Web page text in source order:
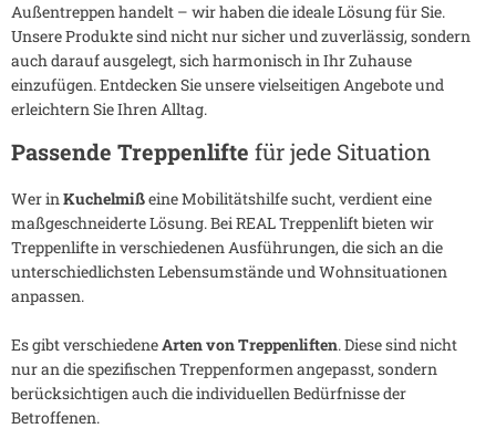
Außentreppen handelt – wir haben die ideale Lösung für Sie.
Unsere Produkte sind nicht nur sicher und zuverlässig, sondern
auch darauf ausgelegt, sich harmonisch in Ihr Zuhause
einzufügen. Entdecken Sie unsere vielseitigen Angebote und
erleichtern Sie Ihren Alltag.
Passende Treppenlifte für jede Situation
Wer inKuchelmißeine Mobilitätshilfe sucht, verdient eine
maßgeschneiderte Lösung. Bei REAL Treppenlift bieten wir
Treppenlifte in verschiedenen Ausführungen, die sich an die
unterschiedlichsten Lebensumstände und Wohnsituationen
anpassen.
Es gibt verschiedeneArten von Treppenliften. Diese sind nicht
nur an die spezifischen Treppenformen angepasst, sondern
berücksichtigen auch die individuellen Bedürfnisse der
Betroffenen.